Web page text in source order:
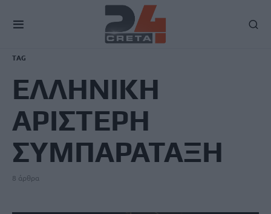
TAG
ΕΛΛΗΝΙΚΗ
ΑΡΙΣΤΕΡΗ
ΣΥΜΠΑΡΑΤΑΞΗ
8 άρθρα